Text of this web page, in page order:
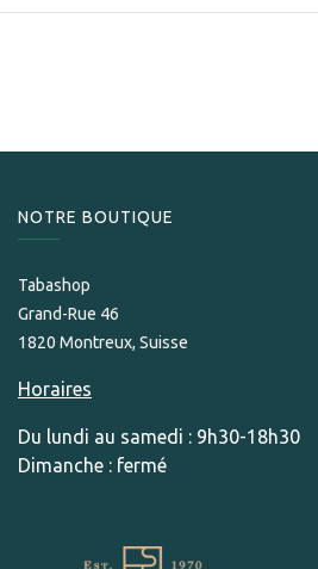
NOTRE BOUTIQUE
Tabashop
Grand-Rue 46
1820 Montreux, Suisse
Horaires
Du lundi au samedi : 9h30-18h30
Dimanche : fermé